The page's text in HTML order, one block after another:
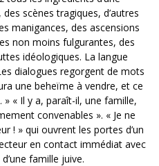
scènes tragiques, d’autres
manigances, des ascensions
non moins fulgurantes, des
idéologiques. La langue
dialogues regorgent de mots
une beheïme à vendre, et ce
» « Il y a, paraît-il, une famille,
convenables ». « Je ne
! » qui ouvrent les portes d’un
en contact immédiat avec
famille juive.